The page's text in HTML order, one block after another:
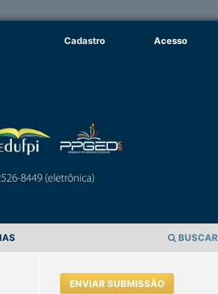
BUSCAR
Cadastro Acesso
ENVIAR SUBMISSÃO